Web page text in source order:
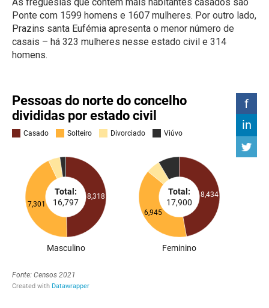
Ponte com 1599 homens e 1607 mulheres. Por outro lado,
Prazins santa Eufémia apresenta o menor número de
casais – há 323 mulheres nesse estado civil e 314
homens.